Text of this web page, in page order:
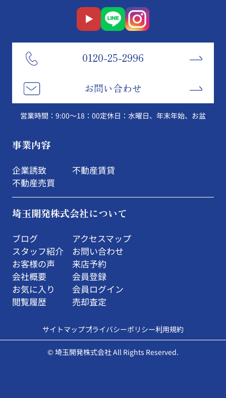
0120-25-2996
お問い合わせ
営業時間：9:00～18：00定休日：水曜日、年末年始、お盆
事業内容
企業誘致
不動産売買
不動産賃貸
埼玉開発株式会社について
ブログ
スタッフ紹介
お客様の声
会社概要
お気に入り
閲覧履歴
アクセスマップ
お問い合わせ
来店予約
会員登録
会員ログイン
売却査定
サイトマッププライバシーポリシー利用規約
© 埼玉開発株式会社 All Rights Reserved.